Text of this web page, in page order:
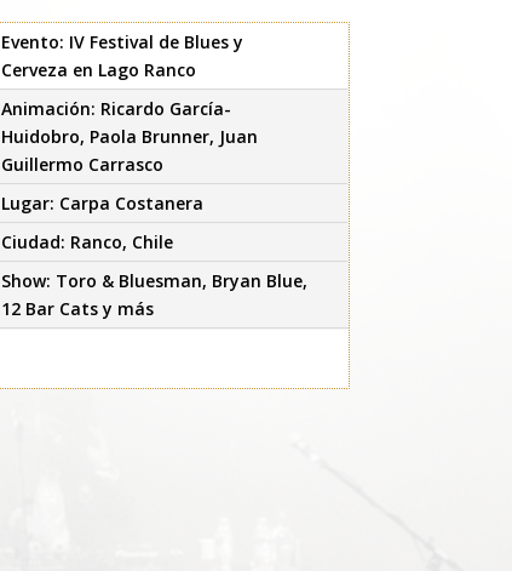
Evento: IV Festival de Blues y
Cerveza en Lago Ranco
Animación: Ricardo García-
Huidobro, Paola Brunner, Juan
Guillermo Carrasco
Lugar: Carpa Costanera
Ciudad: Ranco, Chile
Show: Toro & Bluesman, Bryan Blue,
12 Bar Cats y más